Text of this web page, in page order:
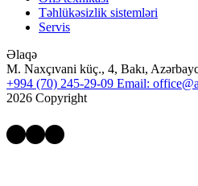
Təhlükəsizlik sistemləri
Servis
Əlaqə
M. Naxçıvani küç., 4, Bakı,
+994 (70) 245-29-09 Email:
2026 Copyright
Facebook
Instagram
YouTube